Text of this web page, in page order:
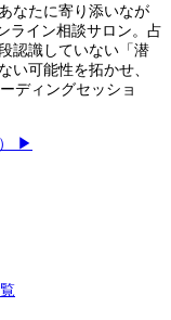
なたに寄り添いなが
ライン相談サロン。占
認識していない「潜
い可能性を拓かせ、
ディングセッショ
▶